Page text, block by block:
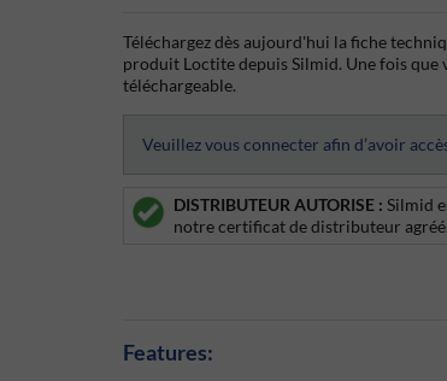
Téléchargez dès aujourd'hui la fiche
produit Loctite depuis Silmid. Une fois que
téléchargeable.
Veuillez vous connecter afin d’avoir
DISTRIBUTEUR AUTORISE : Silmid
notre certificat de distributeur agréé.
Features: